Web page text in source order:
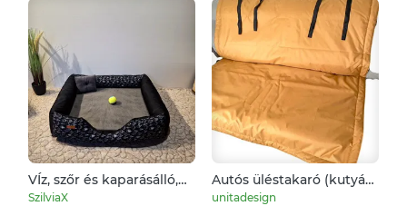
VÍz, szőr és kaparásálló,
lehúzható és mosható
SzilviaX
Autós üléstakaró (kutyás)
(arany-fekete)
unitadesign